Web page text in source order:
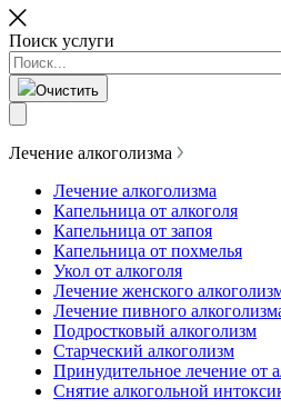
Поиск услуги
Очистить
Лечение алкоголизма
Лечение алкоголизма
Капельница от алкоголя
Капельница от запоя
Капельница от похмелья
Укол от алкоголя
Лечение женского
Лечение пивного
Подростковый алкоголизм
Старческий алкоголизм
Принудительное лечение от
Снятие алкогольной